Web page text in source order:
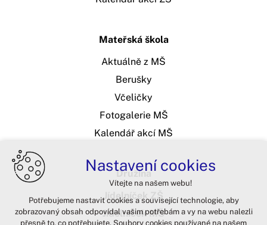
Mateřská škola
Aktuálně z MŠ
Berušky
Včeličky
Fotogalerie MŠ
Kalendář akcí MŠ
Družina
Jídelníček ZŠ
Jídelníček MŠ
Nastavení cookies
Vítejte na našem webu!
Potřebujeme nastavit cookies a související technologie, aby
zobrazovaný obsah odpovídal vašim potřebám a vy na webu nalezli
přesně to, co potřebujete. Soubory cookies používané na našem